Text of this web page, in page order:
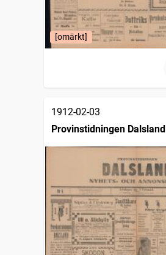
[omärkt]
1912-02-03
Provinstidningen Dalsland